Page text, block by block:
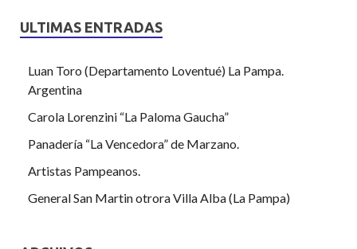
ULTIMAS ENTRADAS
Luan Toro (Departamento Loventué) La Pampa.
Argentina
Carola Lorenzini “La Paloma Gaucha”
Panadería “La Vencedora” de Marzano.
Artistas Pampeanos.
General San Martin otrora Villa Alba (La Pampa)